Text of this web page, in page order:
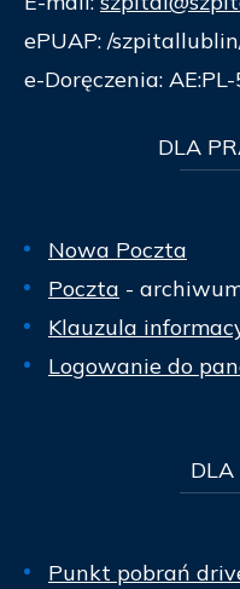
ePUAP: /
e-Doręczenia:
DLA
Nowa Poczta
Poczta -
Klauzula
Logowanie do
DLA
Punkt pobrań